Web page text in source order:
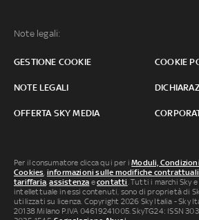
Note legali:
GESTIONE COOKIE COOKIE
NOTE LEGALI
OFFERTA SKY MEDIA
Per il consumatore clicca qui per iModuli,
Cookies informazioni sulle modifiche contrattuali
tariffaria ,assistenza econtatti . Tutti i marchi
intellettuale in essi contenuti, sono di proprietà di
utilizzati su licenza. Copyright 2026 Sky Italia - Sky
20138 Milano P.IVA 04619241005. SkyTG24: ISSN